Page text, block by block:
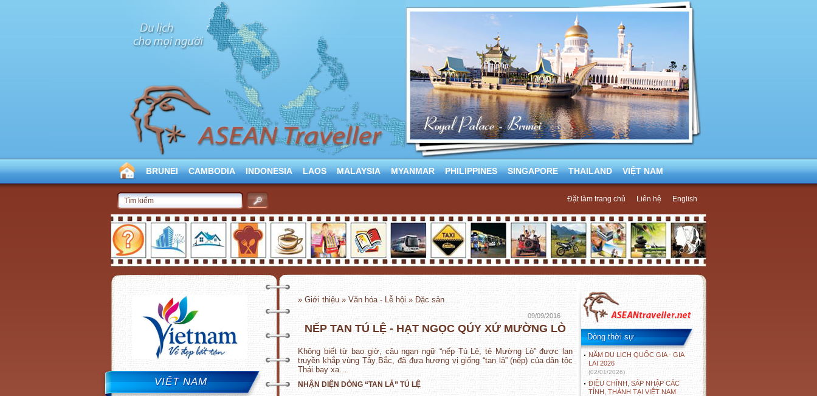
BRUNEI CAMBODIA INDONESIA LAOS MALAYSIA MYANMAR PHILIPPINES SINGAPORE THAILAND VIỆT NAM
Đặt làm trang chủ Liên hệ English
VIỆT NAM
» Giới thiệu » Văn hóa - Lễ hội » Đặc sản
09/09/2016
NẾP TAN TÚ LỆ - HẠT NGỌC QÚY XỨ MƯỜNG LÒ
Không biết từ bao giờ, câu ngạn ngữ “nếp Tú Lệ, tẻ Mường Lò” được lan
truyền khắp vùng Tây Bắc, đã đưa hương vị giống “tan lả” (nếp) của dân tộc
Thái bay xa…
NHẬN DIỆN DÒNG “TAN LẢ” TÚ LỆ
Dòng thời sự
NĂM DU LỊCH QUỐC GIA - GIA
LAI 2026
(02/01/2026)
ĐIỀU CHỈNH, SÁP NHẬP CÁC
TỈNH, THÀNH TẠI VIỆT NAM